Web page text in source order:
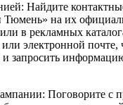
Найдите
Тюмень» на их
в рекламных
электронной почте,
запросить
Поговорите с